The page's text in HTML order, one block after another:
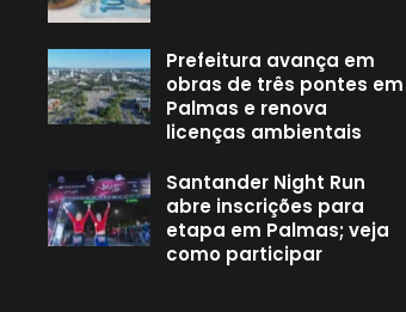
Prefeitura avança em
obras de três pontes em
Palmas e renova
licenças ambientais
Santander Night Run
abre inscrições para
etapa em Palmas; veja
como participar